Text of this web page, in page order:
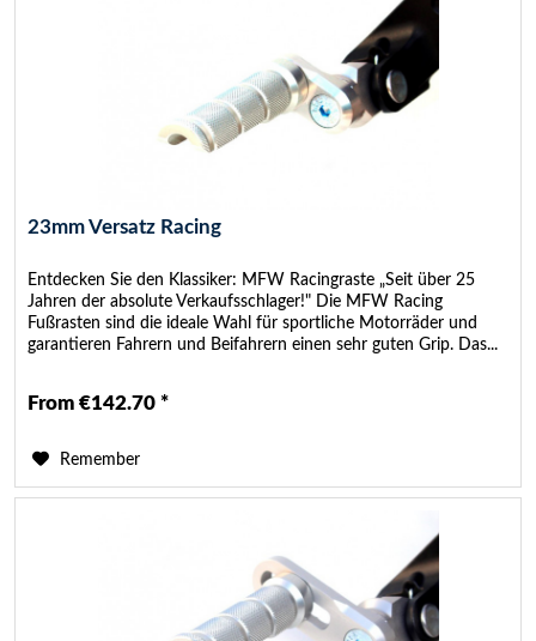
23mm Versatz Racing
Entdecken Sie den Klassiker: MFW Racingraste „Seit über 25
Jahren der absolute Verkaufsschlager!" Die MFW Racing
Fußrasten sind die ideale Wahl für sportliche Motorräder und
garantieren Fahrern und Beifahrern einen sehr guten Grip. Das...
From €142.70 *
Remember